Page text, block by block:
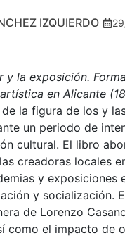
IZQUIERDO
y la exposición.
en Alicante
la figura de los y
un periodo de
cultural. El libro
creadoras locales
y exposiciones
y socialización.
de Lorenzo
como el impacto de